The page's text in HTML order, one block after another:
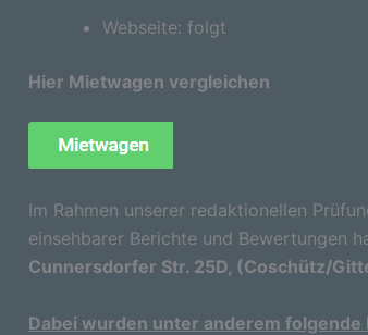
Webseite: folgt
Hier Mietwagen vergleichen
Im Rahmen unserer redaktionellen
einsehbarer Berichte und Bewertungen
Cunnersdorfer Str. 25D, (Coschütz/
Dabei wurden unter anderem